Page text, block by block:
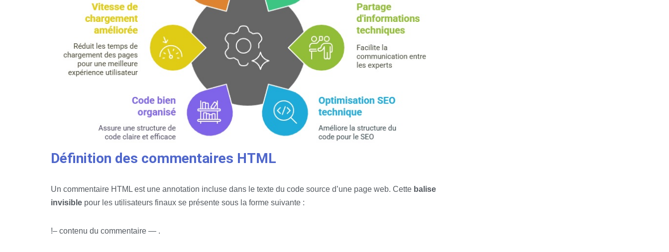
Définition des commentaires HTML
Un commentaire HTML est une annotation incluse dans le texte du code source d’une page web. Cette balise
invisible pour les utilisateurs finaux se présente sous la forme suivante :
!– contenu du commentaire — .